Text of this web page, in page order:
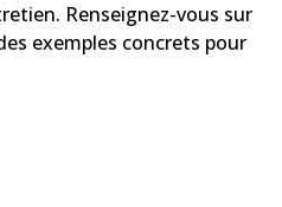
Renseignez-vous sur
exemples concrets pour